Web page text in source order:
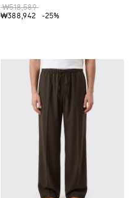
₩518,589
₩388,942
-25%